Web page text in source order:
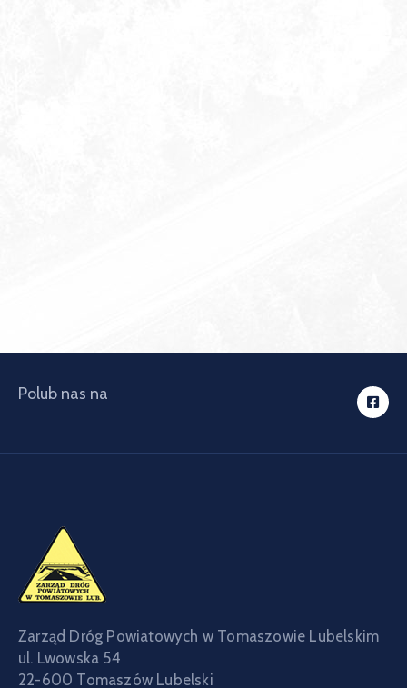
Polub nas na
Zarząd Dróg Powiatowych w Tomaszowie Lubelskim
ul. Lwowska 54
22-600 Tomaszów Lubelski